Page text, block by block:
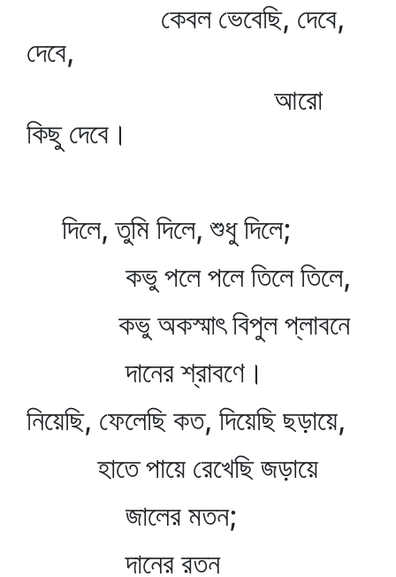
কেবল ভেবেছি, দেবে,
দেবে,
আরো
কিছু দেবে।
দিলে, তুমি দিলে, শুধু দিলে;
কভু পলে পলে তিলে তিলে,
কভু অকস্মাৎ বিপুল প্লাবনে
দানের শ্রাবণে।
নিয়েছি, ফেলেছি কত, দিয়েছি ছড়ায়ে,
হাতে পায়ে রেখেছি জড়ায়ে
জালের মতন;
দানের রতন